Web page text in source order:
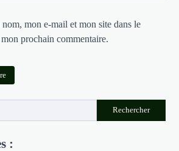
mon e-mail et mon site dans le
prochain commentaire.
Rechercher
: